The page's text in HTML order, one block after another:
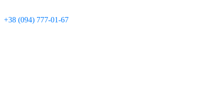
+38 (094) 777-01-67